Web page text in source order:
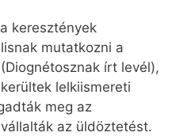
keresztények
mutatkozni a
írt levél),
lelkiismereti
meg az
az üldöztetést.